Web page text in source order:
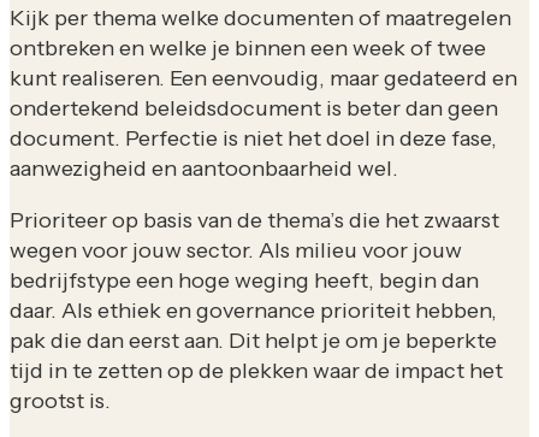
Kijk per thema welke documenten of maatregelen
ontbreken en welke je binnen een week of twee
kunt realiseren. Een eenvoudig, maar gedateerd en
ondertekend beleidsdocument is beter dan geen
document. Perfectie is niet het doel in deze fase,
aanwezigheid en aantoonbaarheid wel.
Prioriteer op basis van de thema’s die het zwaarst
wegen voor jouw sector. Als milieu voor jouw
bedrijfstype een hoge weging heeft, begin dan
daar. Als ethiek en governance prioriteit hebben,
pak die dan eerst aan. Dit helpt je om je beperkte
tijd in te zetten op de plekken waar de impact het
grootst is.